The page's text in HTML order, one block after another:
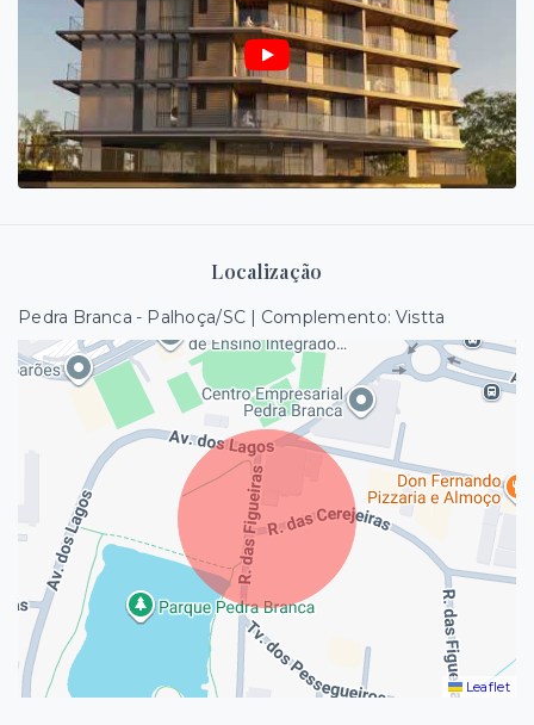
Localização
Pedra Branca - Palhoça/SC | Complemento: Vistta
Leaflet